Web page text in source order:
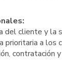
del cliente y la
prioritaria a los
contratación